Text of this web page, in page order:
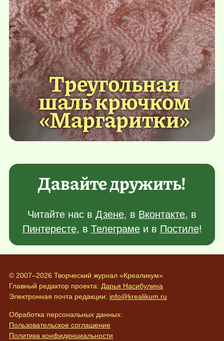
Треугольная
шаль крючком
«Маргаритки»
Давайте дружить!
Читайте нас в Дзене, в Вконтакте, в
Пинтересте, в Телеграмеи в Постиле!
© 2007–2026 Творческий журнал «Креаликум»
Главный редактор проекта: Дарья Насибулина
Электронная почта редакции: info@krealikum.ru
Обработка персональных данных:
Пользовательское соглашение
Политика конфиденциальности